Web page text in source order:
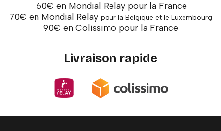
60€ en Mondial Relay pour la France
70€ en Mondial Relay pour la Belgique et le Luxembourg
90€ en Colissimo pour la France
Livraison rapide